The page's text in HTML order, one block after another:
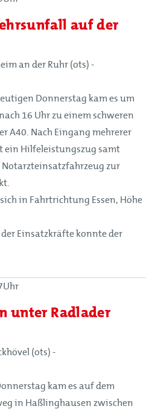
auf der
an der Ruhr (ots) -
Donnerstag kam es um
16 Uhr zu einem schweren
A40. Nach Eingang mehrerer
ein Hilfeleistungszug samt
zur
in Fahrtrichtung Essen, Höhe
Einsatzkräfte konnte der
unter Radlader
(ots) -
kam es auf dem
in Haßlinghausen zwischen